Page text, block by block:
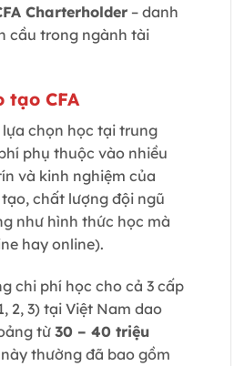
Charterholder – danh
cầu trong ngành tài
tạo CFA
chọn học tại trung
phụ thuộc vào nhiều
và kinh nghiệm của
chất lượng đội ngũ
như hình thức học mà
hay online).
chi phí học cho cả 3 cấp
2, 3) tại Việt Nam dao
từ 30 – 40 triệu
thường đã bao gồm